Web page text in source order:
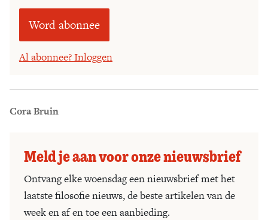
Word abonnee
Al abonnee? Inloggen
Cora Bruin
Meld je aan voor onze nieuwsbrief
Ontvang elke woensdag een nieuwsbrief met het
laatste filosofie nieuws, de beste artikelen van de
week en af en toe een aanbieding.